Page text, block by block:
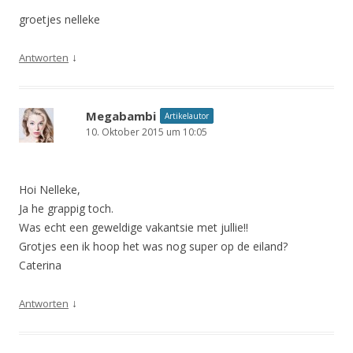
groetjes nelleke
Antworten ↓
Megabambi Artikelautor
10. Oktober 2015 um 10:05
Hoi Nelleke,
Ja he grappig toch.
Was echt een geweldige vakantsie met jullie!!
Grotjes een ik hoop het was nog super op de eiland?
Caterina
Antworten ↓